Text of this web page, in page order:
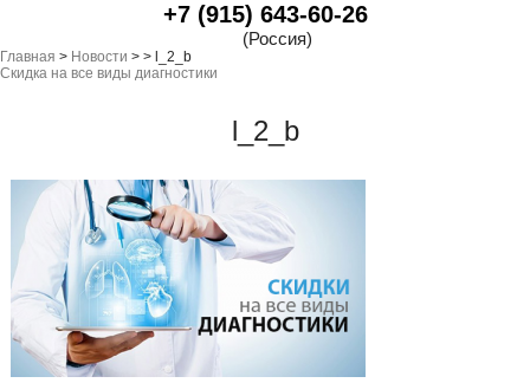
+7 (915) 643-60-26
(Россия)
Главная > Новости >
Скидка на все виды диагностики
> l_2_b
l_2_b